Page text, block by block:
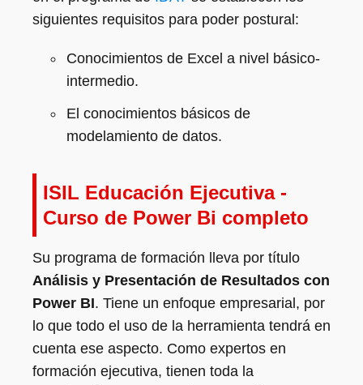
siguientes requisitos para poder postural:
Conocimientos de Excel a nivel básico-
intermedio.
El conocimientos básicos de
modelamiento de datos.
ISIL Educación Ejecutiva -
Curso de Power Bi completo
Su programa de formación lleva por título
Análisis y Presentación de Resultados con
Power BI. Tiene un enfoque empresarial, por
lo que todo el uso de la herramienta tendrá en
cuenta ese aspecto. Como expertos en
formación ejecutiva, tienen toda la